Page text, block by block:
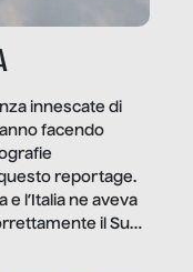
innescate di
facendo
reportage.
e l’Italia ne aveva
il Sud